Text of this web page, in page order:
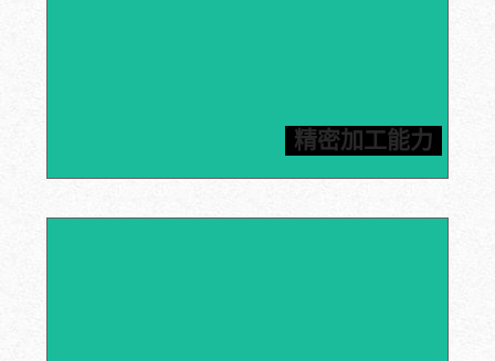
精密加工能力
工设备，能够满足客户对石墨加工件高精度的要求，所有
产品均按照图纸进行加工。